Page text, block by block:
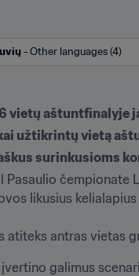
- Other languages (4)
vietų aštuntfinalyje
užtikrintų vietą
surinkusioms
Pasaulio
likusius
atiteks antras vietas
įvertino galimus